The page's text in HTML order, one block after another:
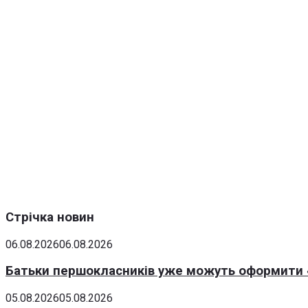
Стрічка новин
06.08.202606.08.2026
Батьки першокласників уже можуть оформити
05.08.202605.08.2026